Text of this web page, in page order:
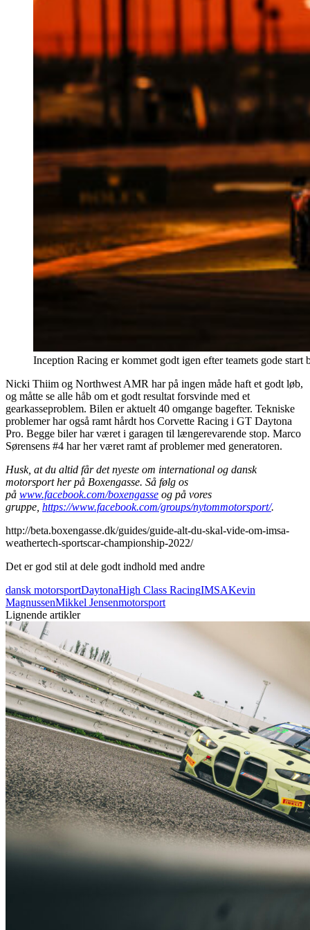
Inception Racing er kommet godt igen efter teamets gode
Nicki Thiim og Northwest AMR har på ingen måde haft et godt løb,
og måtte se alle håb om et godt resultat forsvinde med et
gearkasseproblem. Bilen er aktuelt 40 omgange bagefter. Tekniske
problemer har også ramt hårdt hos Corvette Racing i GT Daytona
Pro. Begge biler har været i garagen til længerevarende stop. Marco
Sørensens #4 har her været ramt af problemer med generatoren.
Husk, at du altid får det nyeste om international og dansk
motorsport her på Boxengasse. Så følg os
på www.facebook.com/boxengasse og på vores
gruppe, https://www.facebook.com/groups/nytommotorsport/.
http://beta.boxengasse.dk/guides/guide-alt-du-skal-vide-om-imsa-
weathertech-sportscar-championship-2022/
Det er god stil at dele godt indhold med andre
dansk motorsportDaytonaHigh Class RacingIMSAKevin
MagnussenMikkel Jensenmotorsport
Lignende artikler